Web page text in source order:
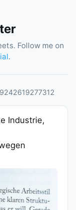
Follow me on
.
Industrie,